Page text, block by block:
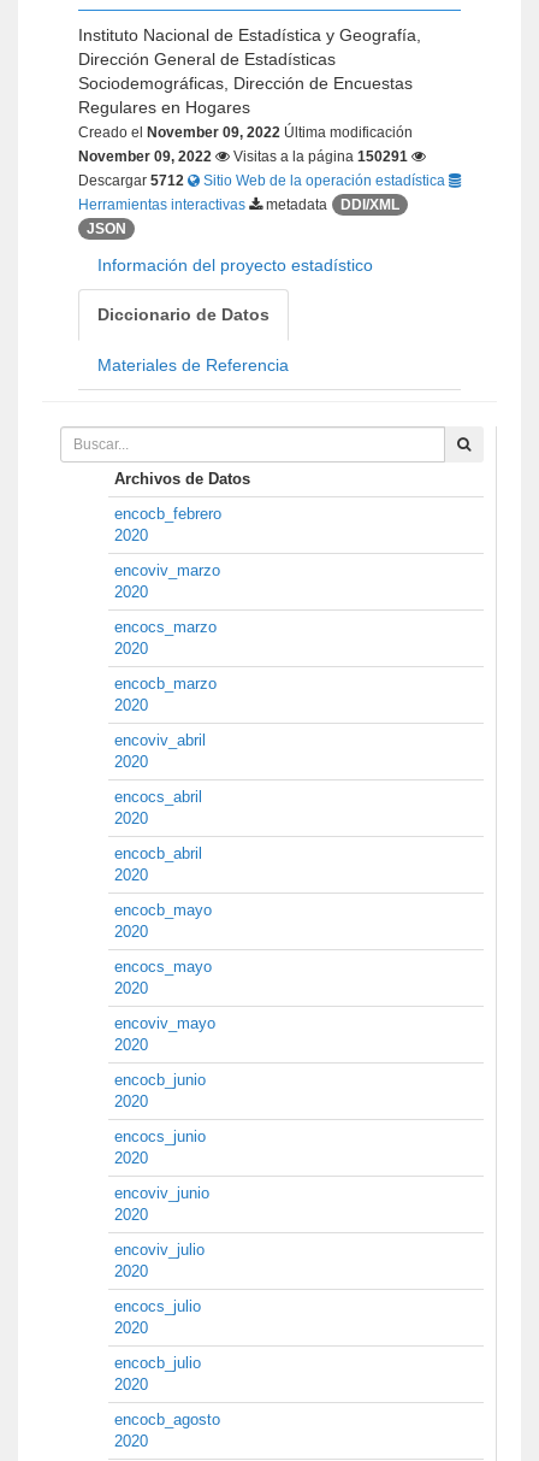
Instituto Nacional de Estadística y Geografía,
Dirección General de Estadísticas
Sociodemográficas, Dirección de Encuestas
Regulares en Hogares
Creado el November 09, 2022 Última modificación
November 09, 2022
Visitas a la página 150291
Descargar 5712
Sitio Web de la operación estadística
Herramientas interactivas
metadata
DDI/XML
JSON
Información del proyecto estadístico
Diccionario de Datos
Materiales de Referencia
Archivos de Datos
encocb_febrero
2020
encoviv_marzo
2020
encocs_marzo
2020
encocb_marzo
2020
encoviv_abril
2020
encocs_abril
2020
encocb_abril
2020
encocb_mayo
2020
encocs_mayo
2020
encoviv_mayo
2020
encocb_junio
2020
encocs_junio
2020
encoviv_junio
2020
encoviv_julio
2020
encocs_julio
2020
encocb_julio
2020
encocb_agosto
2020